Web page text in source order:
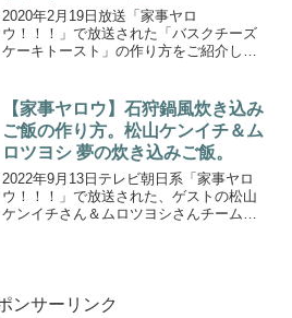
2020年2月19日放送「家事ヤロ
ウ！！！」で放送された「バスクチーズ
ケーキトースト」の作り方をご紹介しま
回のパン祭り「#18 早春のパン祭り&グラ
ンメゾンキング」を放...
【家事ヤロウ】石狩鍋風炊き込み
ご飯の作り方。松山ケンイチ＆ム
ロツヨシ 夢の炊き込みご飯。
2022年9月13日テレビ朝日系「家事ヤロ
ウ！！！」で放送された、ゲストの松山
ケンイチさん＆ムロツヨシさんチームの
ンサーリンク